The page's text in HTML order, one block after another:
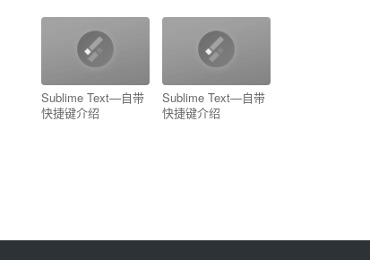
Sublime Text—自带
快捷键介绍
Sublime Text—自带
快捷键介绍